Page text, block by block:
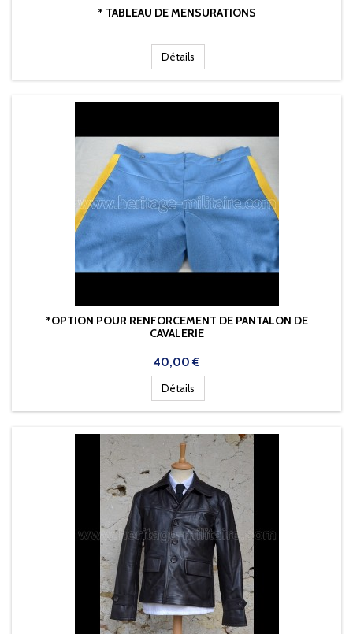
* TABLEAU DE MENSURATIONS
Détails
*OPTION POUR RENFORCEMENT DE PANTALON DE
CAVALERIE
Prix
40,00 €
Détails